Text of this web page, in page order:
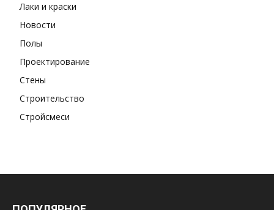
Лаки и краски
Новости
Полы
Проектирование
Стены
Строительство
Стройсмеси